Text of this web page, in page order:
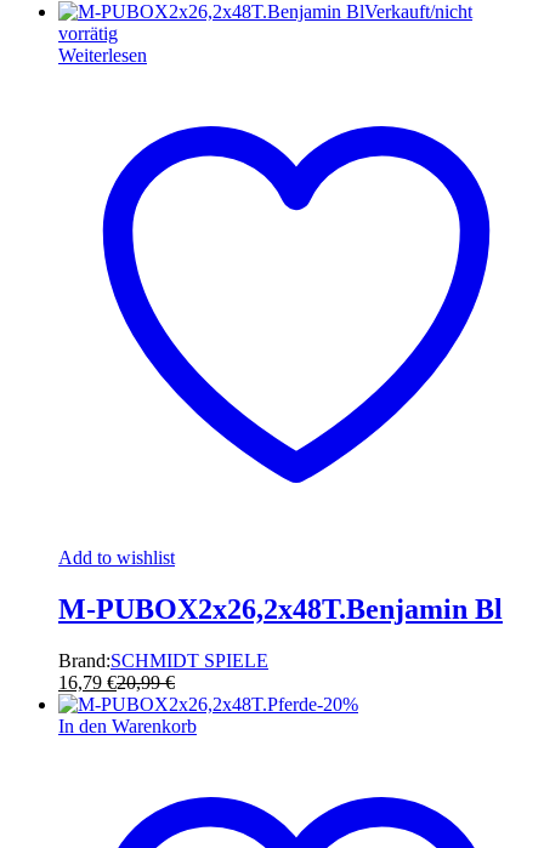
Verkauft/nicht
vorrätig
Weiterlesen
Add to wishlist
M-PUBOX2x26,2x48T.Benjamin Bl
Brand:SCHMIDT SPIELE
16,79 €20,99€
-20%
In den Warenkorb